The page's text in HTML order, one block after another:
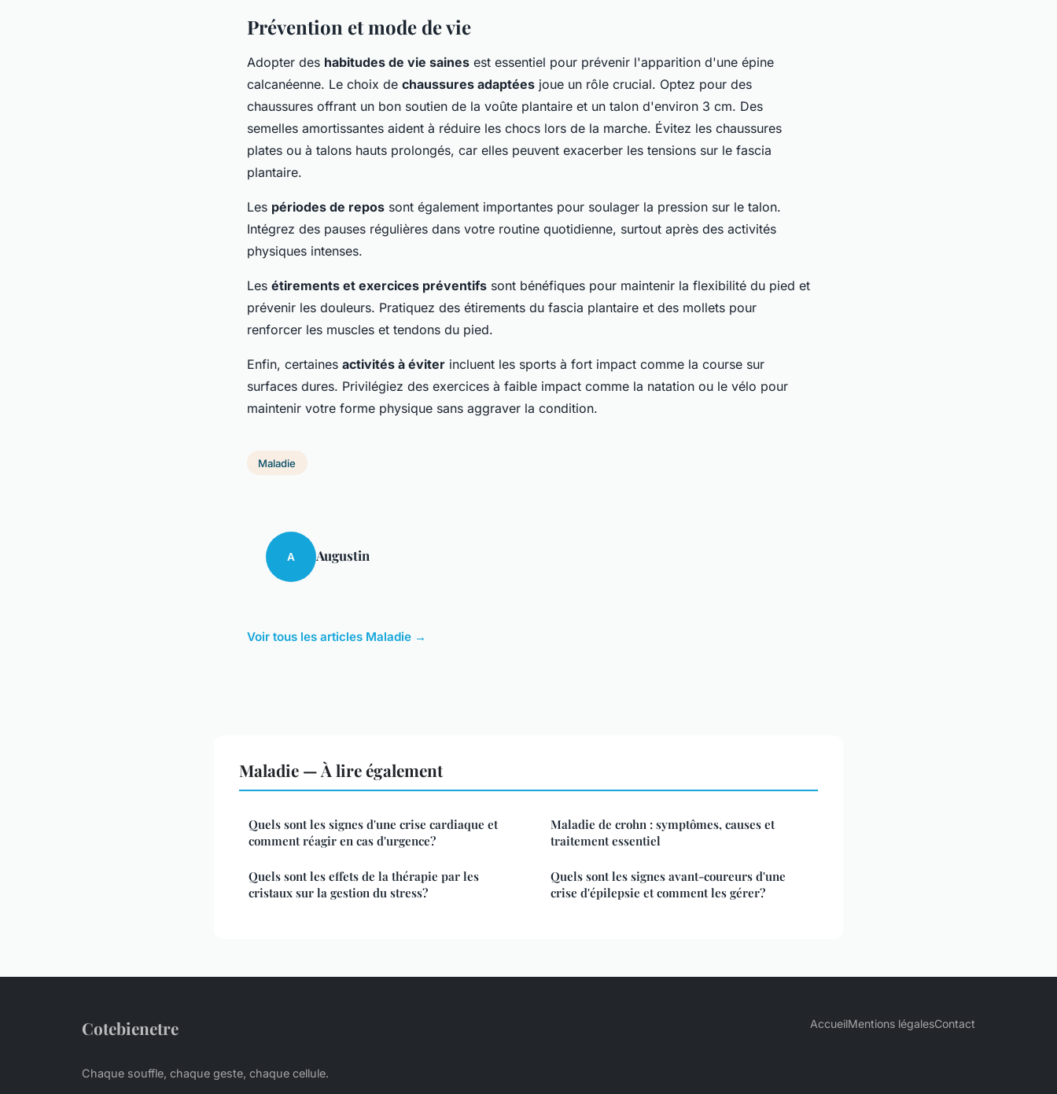
Prévention et mode de vie
Adopter des habitudes de vie saines est essentiel pour prévenir l'apparition d'une épine
calcanéenne. Le choix de chaussures adaptées joue un rôle crucial. Optez pour des
chaussures offrant un bon soutien de la voûte plantaire et un talon d'environ 3 cm. Des
semelles amortissantes aident à réduire les chocs lors de la marche. Évitez les chaussures
plates ou à talons hauts prolongés, car elles peuvent exacerber les tensions sur le fascia
plantaire.
Les périodes de repos sont également importantes pour soulager la pression sur le talon.
Intégrez des pauses régulières dans votre routine quotidienne, surtout après des activités
physiques intenses.
Les étirements et exercices préventifs sont bénéfiques pour maintenir la flexibilité du pied et
prévenir les douleurs. Pratiquez des étirements du fascia plantaire et des mollets pour
renforcer les muscles et tendons du pied.
Enfin, certaines activités à éviter incluent les sports à fort impact comme la course sur
surfaces dures. Privilégiez des exercices à faible impact comme la natation ou le vélo pour
maintenir votre forme physique sans aggraver la condition.
Maladie
A Augustin
Voir tous les articles Maladie →
Maladie — À lire également
Quels sont les signes d'une crise cardiaque et
comment réagir en cas d'urgence?
Quels sont les effets de la thérapie par les
cristaux sur la gestion du stress?
Maladie de crohn : symptômes, causes et
traitement essentiel
Quels sont les signes avant-coureurs d'une
crise d'épilepsie et comment les gérer?
Cotebienetre
Chaque souffle, chaque geste, chaque cellule.
AccueilMentions légalesContact